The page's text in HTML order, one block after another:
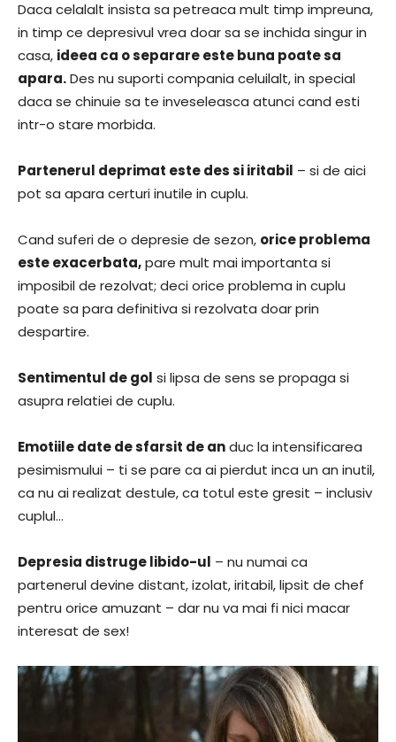
Daca celalalt insista sa petreaca mult timp impreuna,
in timp ce depresivul vrea doar sa se inchida singur in
casa, ideea ca o separare este buna poate sa
apara.Des nu suporti compania celuilalt, in special
daca se chinuie sa te inveseleasca atunci cand esti
intr-o stare morbida.
Partenerul deprimat este des si iritabil – si de aici
pot sa apara certuri inutile in cuplu.
Cand suferi de o depresie de sezon, orice problema
este exacerbata,pare mult mai importanta si
imposibil de rezolvat; deci orice problema in cuplu
poate sa para definitiva si rezolvata doar prin
despartire.
Sentimentul de gol si lipsa de sens se propaga si
asupra relatiei de cuplu.
Emotiile date de sfarsit de anduc la intensificarea
pesimismului – ti se pare ca ai pierdut inca un an inutil,
ca nu ai realizat destule, ca totul este gresit – inclusiv
cuplul…
Depresia distruge libido-ul – nu numai ca
partenerul devine distant, izolat, iritabil, lipsit de chef
pentru orice amuzant – dar nu va mai fi nici macar
interesat de sex!